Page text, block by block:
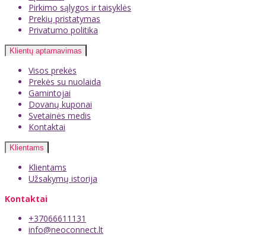
Pirkimo sąlygos ir taisyklės
Prekių pristatymas
Privatumo politika
Klientų aptarnavimas
Visos prekės
Prekės su nuolaida
Gamintojai
Dovanų kuponai
Svetainės medis
Kontaktai
Klientams
Klientams
Užsakymų istorija
Kontaktai
+37066611131
info@neoconnect.lt